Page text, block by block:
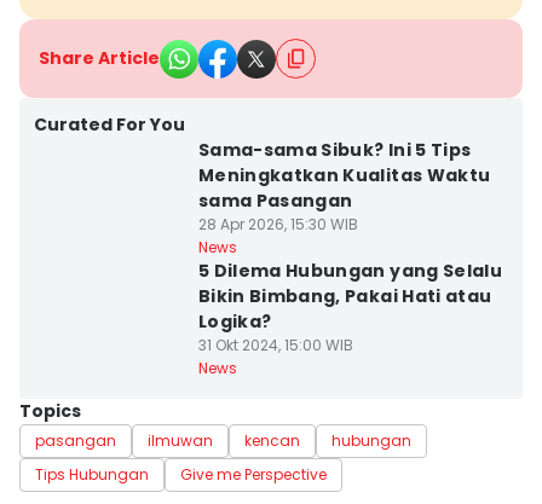
Share Article
Curated For You
Sama-sama Sibuk? Ini 5 Tips
Meningkatkan Kualitas Waktu
sama Pasangan
28 Apr 2026, 15:30 WIB
News
5 Dilema Hubungan yang Selalu
Bikin Bimbang, Pakai Hati atau
Logika?
31 Okt 2024, 15:00 WIB
News
Topics
pasangan ilmuwan kencan
hubungan
Tips Hubungan
Give me Perspective